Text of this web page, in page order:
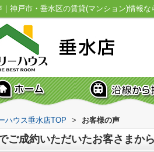
｜神戸市・垂水区の賃貸(マンション)情報
ハウス垂水店TOP > お客様の声
ご成約いただいたお客さまか